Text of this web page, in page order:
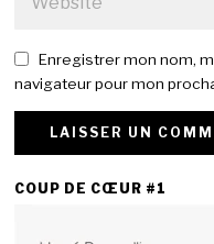
Enregistrer mon nom,
navigateur pour mon
COUP DE CŒUR #1